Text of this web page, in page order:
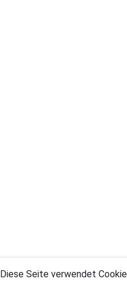
Diese Seite verwendet